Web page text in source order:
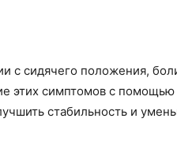
с сидячего положения,
этих симптомов с помощью
стабильность и